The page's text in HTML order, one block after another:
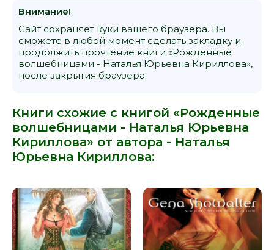
Внимание!
Сайт сохраняет куки вашего браузера. Вы
сможете в любой момент сделать закладку и
продолжить прочтение книги «Рожденные
волшебницами - Наталья Юрьевна Кириллова»,
после закрытия браузера.
Книги схожие с книгой «Рожденные
волшебницами - Наталья Юрьевна
Кириллова» от автора - Наталья
Юрьевна Кириллова: